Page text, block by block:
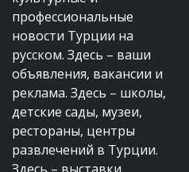
профессиональные
новости Турции на
русском. Здесь – ваши
объявления, вакансии и
реклама. Здесь – школы,
детские сады, музеи,
рестораны, центры
развлечений в Турции.